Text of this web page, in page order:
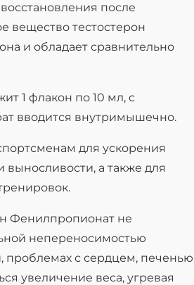
после
вещество тестостерон
и обладает сравнительно
1 флакон по 10 мл, с
вводится внутримышечно.
для ускорения
а также для
Фенилпропионат не
непереносимостью
проблемах с сердцем, печенью
увеличение веса, угревая